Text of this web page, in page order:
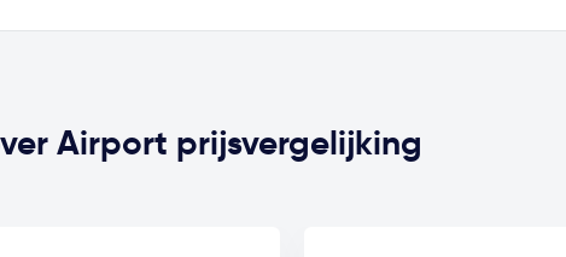
Airport prijsvergelijking